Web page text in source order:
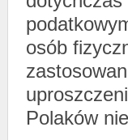
osób
Polaków